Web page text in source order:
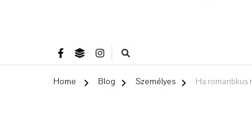
Home Blog Személyes Ha